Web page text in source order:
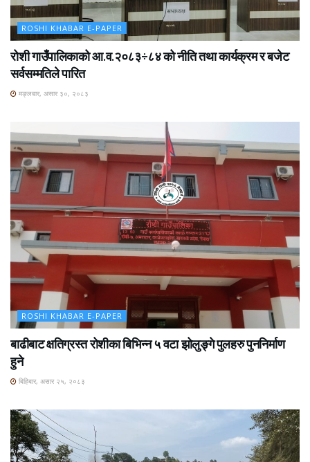
ROSHI KHABAR E-PAPER
रोशी गाउँपालिकाको आ.व.२०८३÷८४ को नीति तथा कार्यक्रम र बजेट
सर्वसम्मतिले पारित
मङ्लबार, असार ३०, २०८३
ROSHI KHABAR E-PAPER
बाढीबाट क्षतिग्रस्त रोशीका बिभिन्न ५ वटा झोलुङ्गे पुलहरु पुननिर्माण
हुने
बिहिबार, असार २५, २०८३